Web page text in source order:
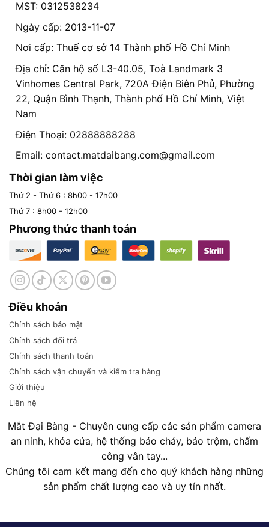
MST: 0312538234
Ngày cấp: 2013-11-07
Nơi cấp: Thuế cơ sở 14 Thành phố Hồ Chí Minh
Địa chỉ: Căn hộ số L3-40.05, Toà Landmark 3
Vinhomes Central Park, 720A Điện Biên Phủ, Phường
22, Quận Bình Thạnh, Thành phố Hồ Chí Minh, Việt
Nam
Điện Thoại: 02888888288
Email: contact.matdaibang.com@gmail.com
Thời gian làm việc
Thứ 2 - Thứ 6 : 8h00 - 17h00
Thứ 7 : 8h00 - 12h00
Phương thức thanh toán
Điều khoản
Chính sách bảo mật
Chính sách đổi trả
Chính sách thanh toán
Chính sách vận chuyển và kiểm tra hàng
Giới thiệu
Liên hệ
Mắt Đại Bàng - Chuyên cung cấp các sản phẩm camera
an ninh, khóa cửa, hệ thống báo cháy, báo trộm, chấm
công vân tay...
Chúng tôi cam kết mang đến cho quý khách hàng những
sản phẩm chất lượng cao và uy tín nhất.